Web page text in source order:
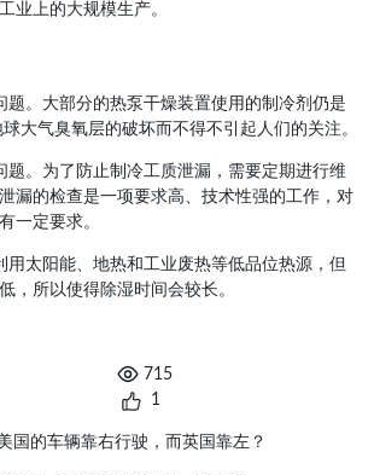
业上的大规模生产。
题。大部分的热泵干燥装置使用的制冷剂仍是
大气臭氧层的破坏而不得不引起人们的关注。
题。为了防止制冷工质泄漏，需要定期进行维
漏的检查是一项要求高、技术性强的工作，对
一定要求。
用太阳能、地热和工业废热等低品位热源，但
，所以使得除湿时间会较长。
715
1
国的车辆靠右行驶，而英国靠左？